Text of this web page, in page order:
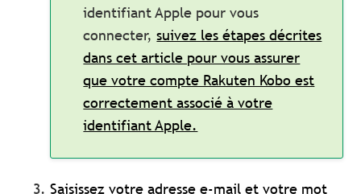
identifiant Apple pour vous
connecter,suivez les étapes décrites
dans cet article pour vous assurer
que votre compte Rakuten Kobo est
correctement associé à votre
identifiant Apple.
Saisissez votre adresse e-mail et votre mot